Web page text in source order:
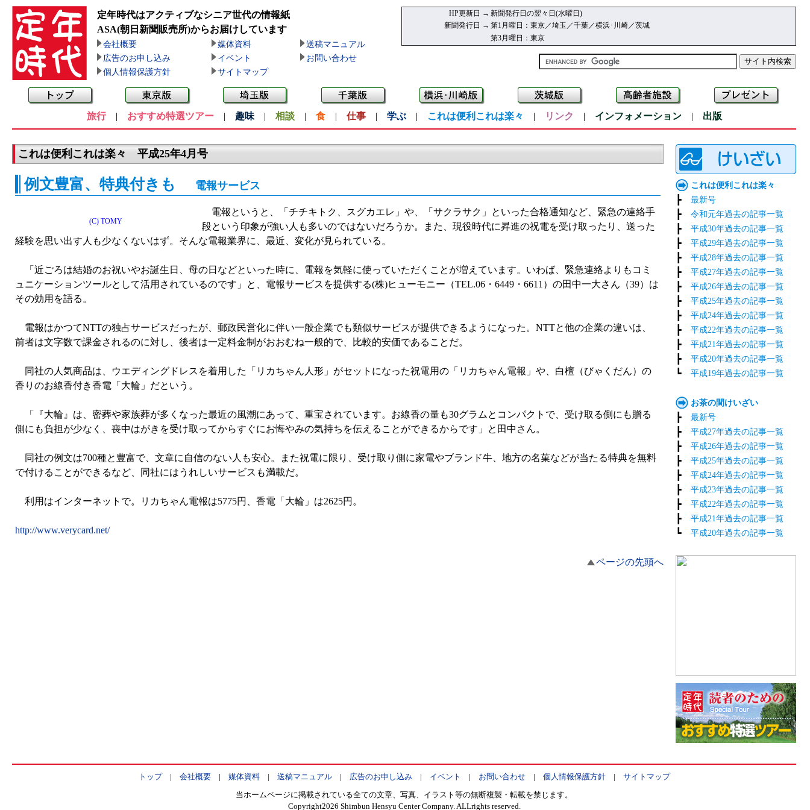
定年時代はアクティブなシニア世代の情報紙
ASA(朝日新聞販売所)からお届けしています
会社概要 媒体資料
送稿マニュアル
広告のお申し込み
イベント
お問い合わせ
個人情報保護方針
サイトマップ
HP更新日 → 新聞発行日の翌々日(水曜日)
新聞発行日 → 第1月曜日：東京／埼玉／千葉／横浜･川崎／茨城
第3月曜日：東京
旅行| おすすめ特選ツアー| 趣味| 相談| 食| 仕事| 学ぶ| これは便利これは楽々 | リンク | インフォメーション| 出版
これは便利これは楽々 平成25年4月号
例文豊富、特典付きも 電報サービス
(C) TOMY
電報というと、「チチキトク、スグカエレ」や、「サクラサク」といった合格通知など、緊急の連絡手
段という印象が強い人も多いのではないだろうか。また、現役時代に昇進の祝電を受け取ったり、送った
経験を思い出す人も少なくないはず。そんな電報業界に、最近、変化が見られている。
「近ごろは結婚のお祝いやお誕生日、母の日などといった時に、電報を気軽に使っていただくことが増えています。いわば、緊急連絡よりもコミ
ュニケーションツールとして活用されているのです」と、電報サービスを提供する(株)ヒューモニー（TEL.06・6449・6611）の田中一大さん（39）は
その効用を語る。
電報はかつてNTTの独占サービスだったが、郵政民営化に伴い一般企業でも類似サービスが提供できるようになった。NTTと他の企業の違いは、
前者は文字数で課金されるのに対し、後者は一定料金制がおおむね一般的で、比較的安価であることだ。
同社の人気商品は、ウエディングドレスを着用した「リカちゃん人形」がセットになった祝電用の「リカちゃん電報」や、白檀（びゃくだん）の
香りのお線香付き香電「大輪」だという。
「『大輪』は、密葬や家族葬が多くなった最近の風潮にあって、重宝されています。お線香の量も30グラムとコンパクトで、受け取る側にも贈る
側にも負担が少なく、喪中はがきを受け取ってからすぐにお悔やみの気持ちを伝えることができるからです」と田中さん。
同社の例文は700種と豊富で、文章に自信のない人も安心。また祝電に限り、受け取り側に家電やブランド牛、地方の名菓などが当たる特典を無料
で付けることができるなど、同社にはうれしいサービスも満載だ。
利用はインターネットで。リカちゃん電報は5775円、香電「大輪」は2625円。
http://www.verycard.net/
ページの先頭へ
これは便利これは楽々
┣ 最新号
┣ 令和元年過去の記事一覧
┣ 平成30年過去の記事一覧
┣ 平成29年過去の記事一覧
┣ 平成28年過去の記事一覧
┣ 平成27年過去の記事一覧
┣ 平成26年過去の記事一覧
┣ 平成25年過去の記事一覧
┣ 平成24年過去の記事一覧
┣ 平成22年過去の記事一覧
┣ 平成21年過去の記事一覧
┣ 平成20年過去の記事一覧
┗ 平成19年過去の記事一覧
お茶の間けいざい
┣ 最新号
┣ 平成27年過去の記事一覧
┣ 平成26年過去の記事一覧
┣ 平成25年過去の記事一覧
┣ 平成24年過去の記事一覧
┣ 平成23年過去の記事一覧
┣ 平成22年過去の記事一覧
┣ 平成21年過去の記事一覧
┗ 平成20年過去の記事一覧
トップ| 会社概要| 媒体資料| 送稿マニュアル| 広告のお申し込み| イベント | お問い合わせ| 個人情報保護方針| サイトマップ
当ホームページに掲載されている全ての文章、写真、イラスト等の無断複製・転載を禁じます。
Copyright2026 Shimbun Hensyu Center Company. ALLrights reserved.